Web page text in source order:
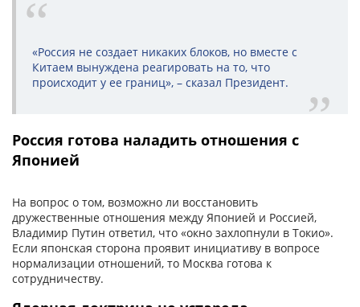
«Россия не создает никаких блоков, но вместе с
Китаем вынуждена реагировать на то, что
происходит у ее границ», – сказал Президент.
Россия готова наладить отношения с
Японией
На вопрос о том, возможно ли восстановить
дружественные отношения между Японией и Россией,
Владимир Путин ответил, что «окно захлопнули в Токио».
Если японская сторона проявит инициативу в вопросе
нормализации отношений, то Москва готова к
сотрудничеству.